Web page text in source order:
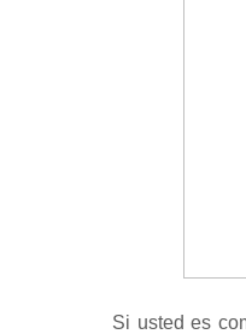
Si usted es